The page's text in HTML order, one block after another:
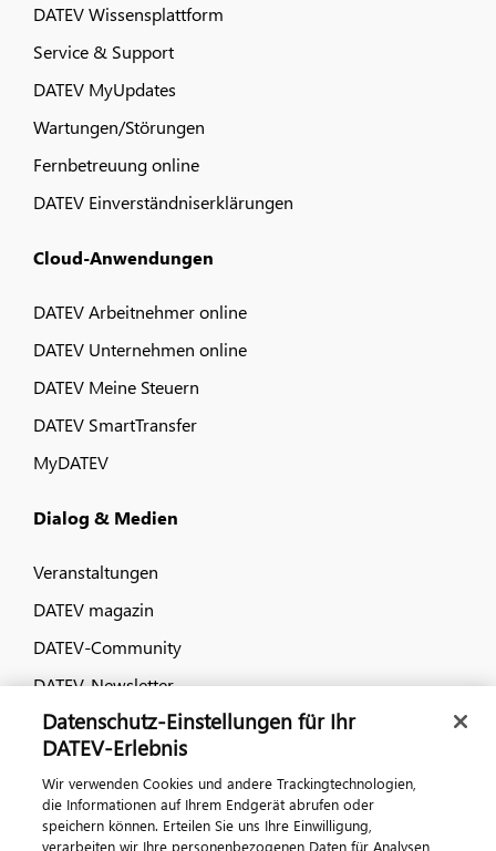
DATEV Wissensplattform
Service & Support
DATEV MyUpdates
Wartungen/Störungen
Fernbetreuung online
DATEV Einverständniserklärungen
Cloud-Anwendungen
DATEV Arbeitnehmer online
DATEV Unternehmen online
DATEV Meine Steuern
DATEV SmartTransfer
MyDATEV
Dialog & Medien
Veranstaltungen
DATEV magazin
DATEV-Community
DATEV-Newsletter
Kontaktieren Sie uns
Datenschutz-Einstellungen für Ihr
DATEV-Erlebnis
Wir verwenden Cookies und andere Trackingtechnologien,
die Informationen auf Ihrem Endgerät abrufen oder
speichern können. Erteilen Sie uns Ihre Einwilligung,
verarbeiten wir Ihre personenbezogenen Daten für Analysen